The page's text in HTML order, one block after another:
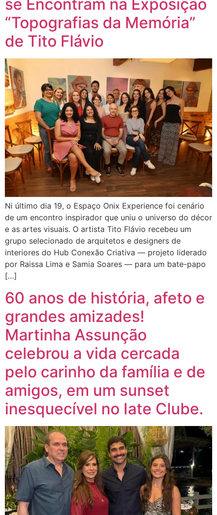
se Encontram na Exposição
“Topografias da Memória”
de Tito Flávio
Ni último dia 19, o Espaço Onix Experience foi cenário
de um encontro inspirador que uniu o universo do décor
e as artes visuais. O artista Tito Flávio recebeu um
grupo selecionado de arquitetos e designers de
interiores do Hub Conexão Criativa — projeto liderado
por Raissa Lima e Samia Soares — para um bate-papo
[…]
60 anos de história, afeto e
grandes amizades!
Martinha Assunção
celebrou a vida cercada
pelo carinho da família e de
amigos, em um sunset
inesquecível no Iate Clube.